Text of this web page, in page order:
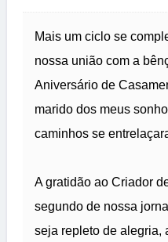
Mais um ciclo se
nossa união com a
Aniversário de
marido dos meus
caminhos se
A gratidão ao Criador
segundo de nossa
seja repleto de alegria,